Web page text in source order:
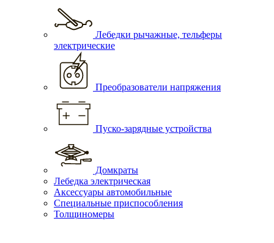
Лебедки рычажные, тельферы
электрические
Преобразователи напряжения
Пуско-зарядные устройства
Домкраты
Лебедка электрическая
Аксессуары автомобильные
Специальные приспособления
Толщиномеры